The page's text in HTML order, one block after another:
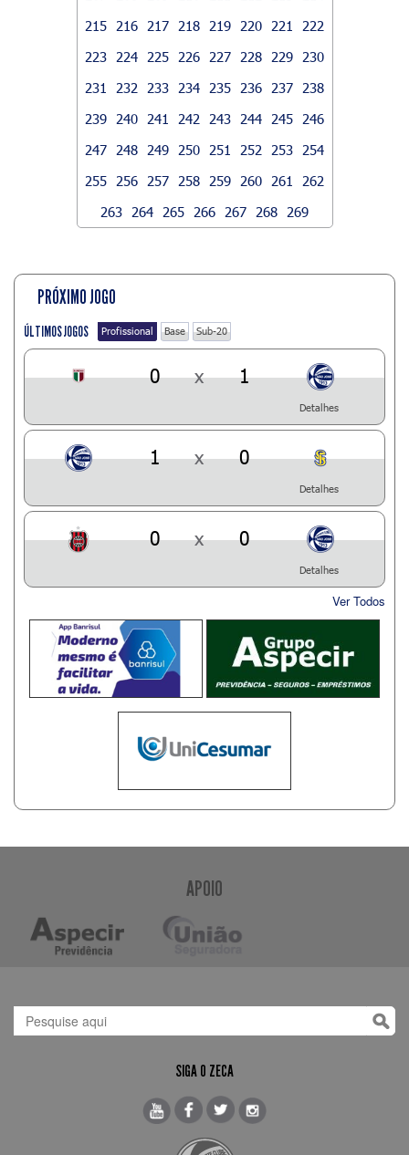
215
216 217 218 219 220 221
222
223
224 225 226 227 228 229
230
231
232 233 234 235 236 237
238
239
240 241 242 243 244 245
246
247
248 249 250 251 252 253
254
255
256 257 258 259 260 261
262
263
264 265 266 267 268 269
PRÓXIMO JOGO
ÚLTIMOS JOGOS Profissional Base Sub-20
0 x 1
Detalhes
1 x 0
Detalhes
0 x 0
Detalhes
Ver Todos
APOIO
SIGA O ZECA